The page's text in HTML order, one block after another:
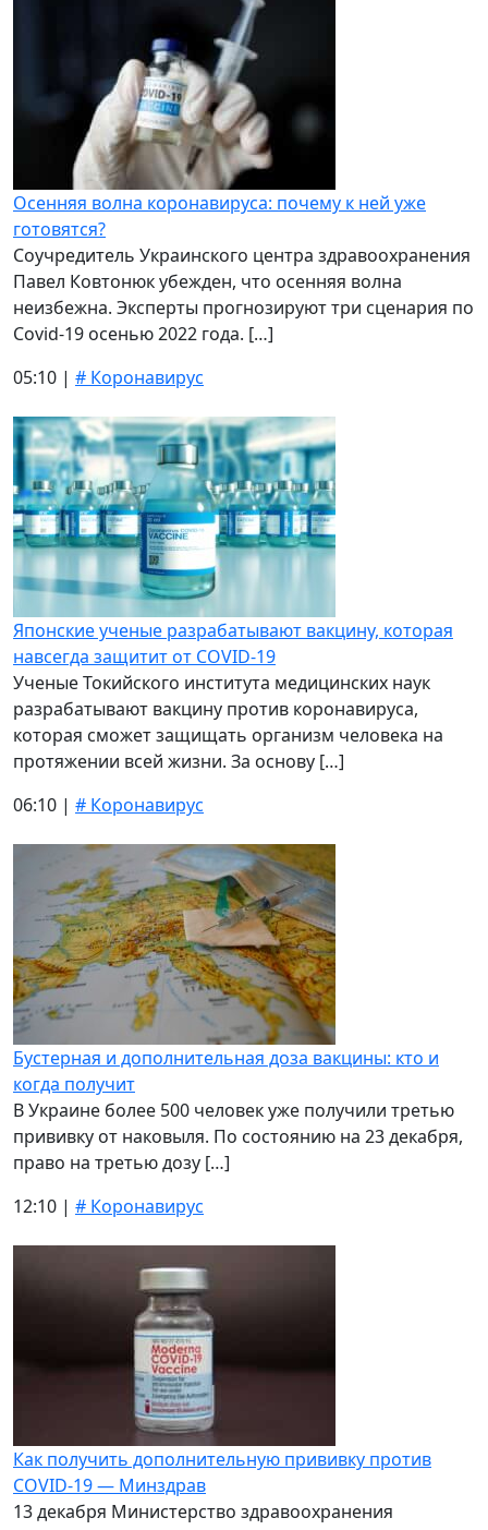
Осенняя волна коронавируса: почему к ней уже
готовятся?
Соучредитель Украинского центра здравоохранения
Павел Ковтонюк убежден, что осенняя волна
неизбежна. Эксперты прогнозируют три сценария по
Covid-19 осенью 2022 года. […]
05:10 | # Коронавирус
Японские ученые разрабатывают вакцину, которая
навсегда защитит от COVID-19
Ученые Токийского института медицинских наук
разрабатывают вакцину против коронавируса,
которая сможет защищать организм человека на
протяжении всей жизни. За основу […]
06:10 | # Коронавирус
Бустерная и дополнительная доза вакцины: кто и
когда получит
В Украине более 500 человек уже получили третью
прививку от наковыля. По состоянию на 23 декабря,
право на третью дозу […]
12:10 | # Коронавирус
Как получить дополнительную прививку против
COVID-19 — Минздрав
13 декабря Министерство здравоохранения